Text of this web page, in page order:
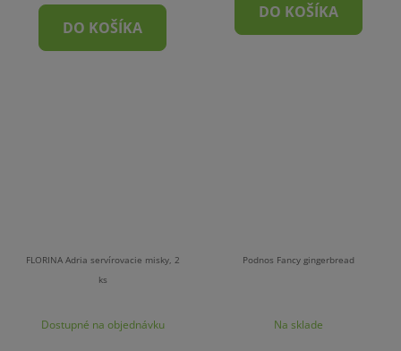
DO KOŠÍKA
DO KOŠÍKA
FLORINA Adria servírovacie misky, 2
ks
Dostupné na objednávku
Podnos Fancy gingerbread
Na sklade